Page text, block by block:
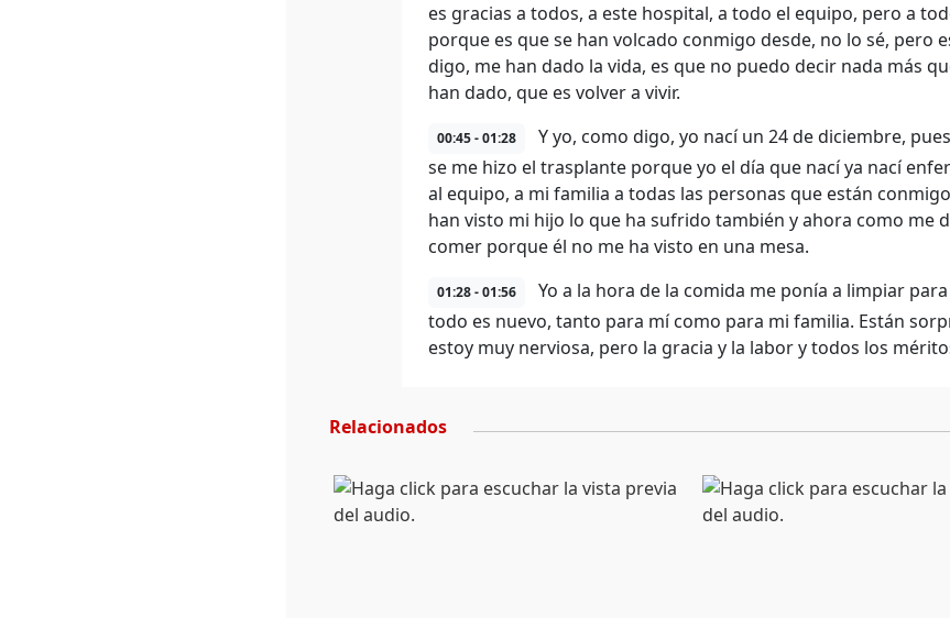
es gracias a todos, a este hospital, a todo el equipo, pero a
porque es que se han volcado conmigo desde, no lo sé, pero
digo, me han dado la vida, es que no puedo decir nada más
han dado, que es volver a vivir.
00:45 - 01:28
Y yo, como digo, yo nací un 24 de diciembre,
se me hizo el trasplante porque yo el día que nací ya nací
al equipo, a mi familia a todas las personas que están
han visto mi hijo lo que ha sufrido también y ahora como me
comer porque él no me ha visto en una mesa.
01:28 - 01:56
Yo a la hora de la comida me ponía a limpiar
todo es nuevo, tanto para mí como para mi familia. Están
estoy muy nerviosa, pero la gracia y la labor y todos los
Relacionados